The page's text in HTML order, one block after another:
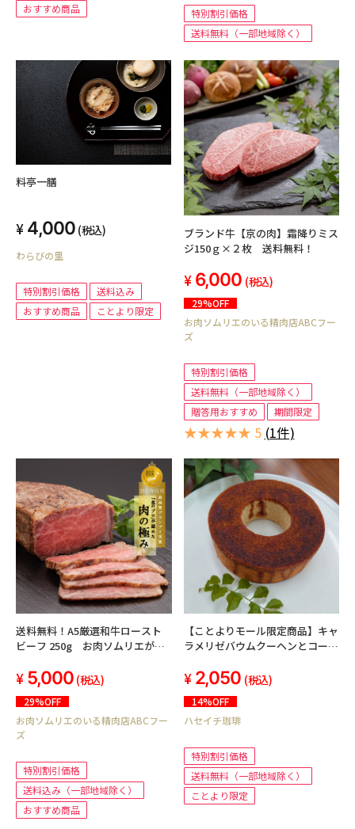
おすすめ商品
特別割引価格
送料無料（一部地域除く）
料亭一膳
4,000 (税込)
わらびの里
特別割引価格
送料込み
おすすめ商品
ことより限定
ブランド牛【京の肉】霜降りミス
ジ150ｇ×２枚 送料無料！
6,000 (税込)
29%OFF
お肉ソムリエのいる精肉店ABCフー
ズ
特別割引価格
送料無料（一部地域除く）
贈答用おすすめ
期間限定
★★★★★ 5 (1件)
送料無料！A5厳選和牛ロースト
ビーフ 250g お肉ソムリエが監
獲得した実績あり！
5,000 (税込)
29%OFF
お肉ソムリエのいる精肉店ABCフー
ズ
特別割引価格
送料込み（一部地域除く）
おすすめ商品
【ことよりモール限定商品】キャ
ラメリゼバウムクーヘンとコーヒ
2,050 (税込)
14%OFF
ハセイチ珈琲
特別割引価格
送料無料（一部地域除く）
ことより限定